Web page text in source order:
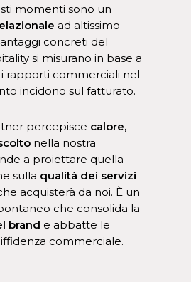
momenti sono un
ad altissimo
concreti del
si misurano in base a
rapporti commerciali nel
incidono sul fatturato.
percepisce calore,
nella nostra
a proiettare quella
sulla qualità dei servizi
acquisterà da noi. È un
che consolida la
brand e abbatte le
commerciale.